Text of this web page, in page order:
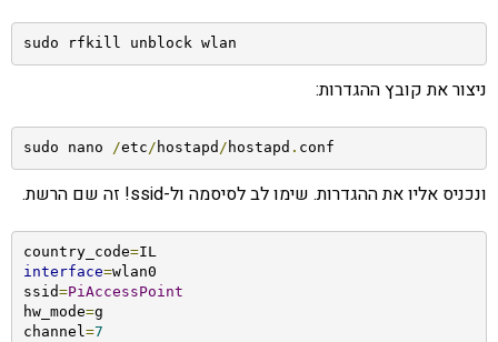
sudo rfkill unblock wlan
ניצור את קובץ ההגדרות:
sudo nano /etc/ hostapd / hostapd . conf
ונכניס אליו את ההגדרות. שימו לב לסיסמה ול-ssid! זה שם הרשת.
country_code=
IL
interface=wlan0
ssid=PiAccessPoint
hw_mode=g
channel=7